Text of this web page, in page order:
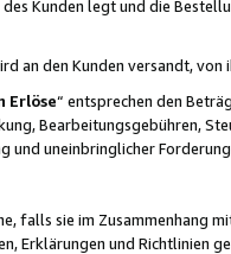
Kunden legt und die
den Kunden versandt,
Erlöse“ entsprechen den
Bearbeitungsgebühren,
und uneinbringlicher
falls sie im Zusammenhang
Erklärungen und